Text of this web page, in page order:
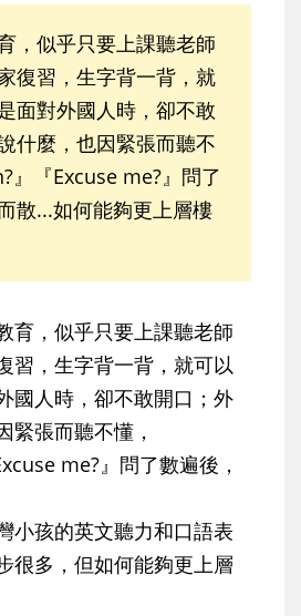
，似乎只要上課聽老師
復習，生字背一背，就
面對外國人時，卻不敢
什麼，也因緊張而聽不
』『Excuse me?』問了
散...如何能夠更上層樓
，似乎只要上課聽老師
習，生字背一背，就可以
國人時，卻不敢開口；外
緊張而聽不懂，
me?』問了數遍後，
孩的英文聽力和口語表
很多，但如何能夠更上層